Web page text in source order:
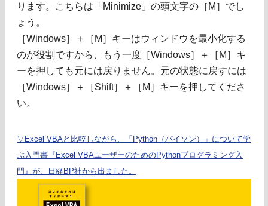
ります。こちらは「Minimize」の頭文字の［M］でし
ょう。
［Windows］＋［M］キーはウィンドウを最小化する
のが役割ですから、もう一度［Windows］＋［M］キ
ーを押しても元には戻りません。元の状態に戻すには
［Windows］＋［Shift］＋［M］キーを押してくださ
い。
▽Excel VBAと比較しながら、「Python（パイソン）」について学
ぶ入門書『Excel VBAユーザーのためのPythonプログラミング入
門』が、日経BP社から出ました。